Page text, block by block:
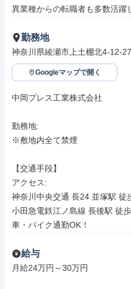
異業種からの転職者も多数活躍
勤務地
神奈川県綾瀬市上土棚北4-12-27
Googleマップで開く
中岡プレス工業株式会社
勤務地:
※敷地内全て禁煙
【交通手段】
アクセス:
神奈川中央交通 長24 並塚駅 徒
小田急電鉄江ノ島線 長後駅 徒
車・バイク通勤OK！
給与
月給24万円～30万円